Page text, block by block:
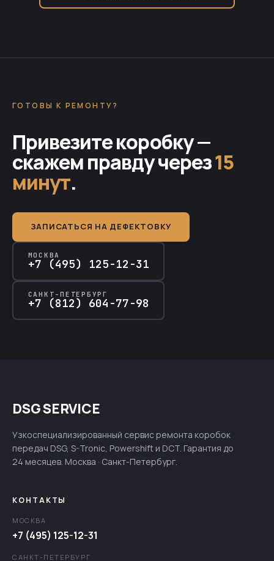
ГОТОВЫ К РЕМОНТУ?
Привезите коробку —
скажем правду через15
минут.
ЗАПИСАТЬСЯ НА ДЕФЕКТОВКУ
МОСКВА
+7 (495) 125-12-31
САНКТ-ПЕТЕРБУРГ
+7 (812) 604-77-98
DSG SERVICE
Узкоспециализированный сервис ремонта коробок
передач DSG, S-Tronic, Powershift и DCT. Гарантия до
24 месяцев. Москва · Санкт-Петербург.
КОНТАКТЫ
МОСКВА
+7 (495) 125-12-31
САНКТ-ПЕТЕРБУРГ